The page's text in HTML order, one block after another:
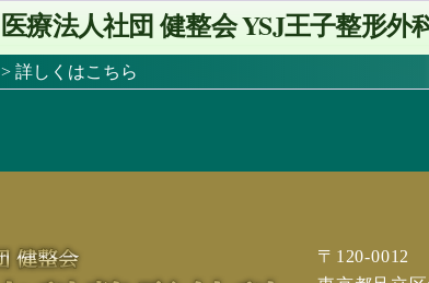
医療法人社団 健整会YSJ王子整形外
> 詳しくはこちら
〒120-0012